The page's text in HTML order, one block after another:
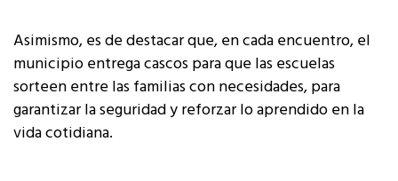
Asimismo, es de destacar que, en cada encuentro, el
municipio entrega cascos para que las escuelas
sorteen entre las familias con necesidades, para
garantizar la seguridad y reforzar lo aprendido en la
vida cotidiana.